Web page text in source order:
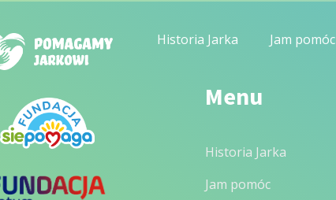
Historia Jarka Jam pomóc
Menu
Historia Jarka
Jam pomóc